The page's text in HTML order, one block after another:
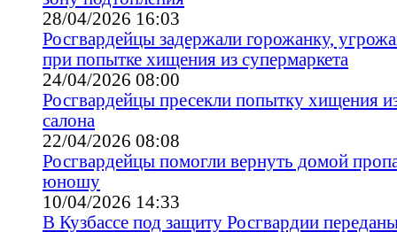
28/04/2026 16:03
Росгвардейцы задержали горожанку,
при попытке хищения из супермаркета
24/04/2026 08:00
Росгвардейцы пресекли попытку хищения
салона
22/04/2026 08:08
Росгвардейцы помогли вернуть домой
юношу
10/04/2026 14:33
В Кузбассе под защиту Росгвардии